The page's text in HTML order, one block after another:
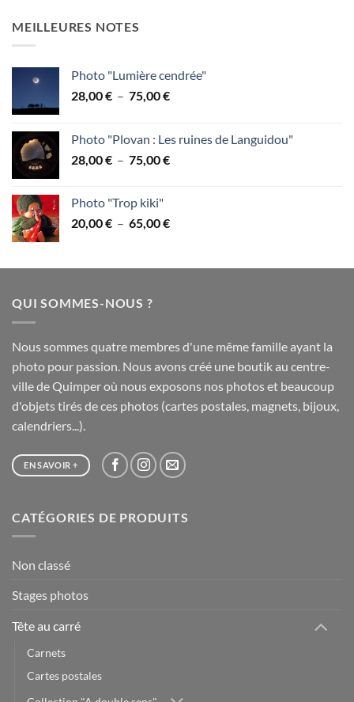
75,00 €
MEILLEURES NOTES
Photo "Lumière cendrée"
28,00€ – 75,00€Plage
28,00 €
à
Photo "Plovan : Les ruines de Languidou"
28,00€ – 75,00€Plage
à
Photo "Trop kiki"
20,00€ – 65,00€Plage
20,00 €
QUI SOMMES-NOUS ?
Nous sommes quatre membres d'une même famille ayant la
photo pour passion. Nous avons créé une boutik au centre-
ville de Quimper où nous exposons nos photos et beaucoup
d'objets tirés de ces photos (cartes postales, magnets, bijoux,
calendriers...).
EN SAVOIR +
CATÉGORIES DE PRODUITS
Non classé
Stages photos
Tête au carré
Carnets
Cartes postales